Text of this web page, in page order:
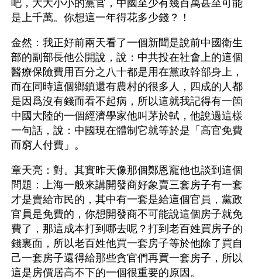
吧，大大小小的黨官，中國至少有幾百萬甚至可能
是上千萬。你想這一年得花多少錢？！
金然：我正好前兩天看了一個新聞是說前中國衛生
部的副部長他公開說，說：中共投在社會上的這個
醫療保險費用百分之八十都是用在黨政幹部身上，
而在同時這個鄉鎮還有農村的很多人，四成的人都
是因爲沒有錢而看不起病，所以這就我記得有一箇
中國大陸的一個經濟學家他叫茅於軾，他說過這樣
一句話，說：中國現在體制它就等於是「高官免費
而窮人付費」。
章天亮：對。其實昨天像那個鄭恩寵他也談到這個
問題：上海一般來講開發商好象賣三套房子有一套
才是賣給市民的，其中有一套是給這個官員，黨政
官員是免費的，你想開發商不可能說這個房子就免
費了，那這成本打到哪去呢？打到老百姓買房子的
錢裏面，所以老百姓他買一套房子等於他除了買自
己一套房子還得給那些貪官們再買一套房子，所以
這是房價居高不下的一個很重要的原因。